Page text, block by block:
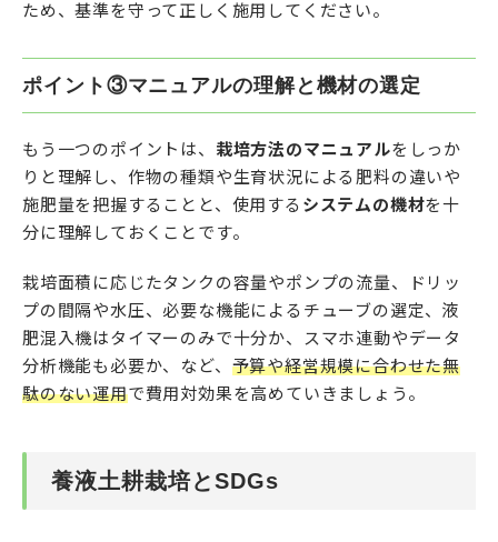
ため、基準を守って正しく施用してください。
ポイント③マニュアルの理解と機材の選定
もう一つのポイントは、 栽培方法のマニュアルをしっか
りと理解し、作物の種類や生育状況による肥料の違いや
施肥量を把握することと、使用する システムの機材を十
分に理解しておくことです。
栽培面積に応じたタンクの容量やポンプの流量、ドリッ
プの間隔や水圧、必要な機能によるチューブの選定、液
肥混入機はタイマーのみで十分か、スマホ連動やデータ
分析機能も必要か、など、 予算や経営規模に合わせた無
駄のない運用で費用対効果を高めていきましょう。
養液土耕栽培とSDGs